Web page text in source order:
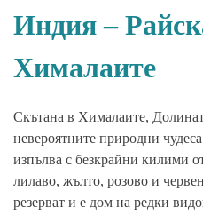
Индия –
Хималаите
Скътана в Хималаите,
невероятните природни
изпълва с безкрайни килими
лилаво, жълто, розово и
резерват и е дом на редки